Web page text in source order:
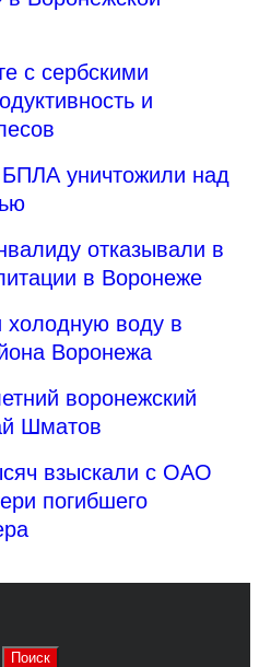
с сербскими
и
уничтожили над
отказывали в
в Воронеже
холодную воду в
Воронежа
воронежский
Шматов
взыскали с ОАО
погибшего
Поиск